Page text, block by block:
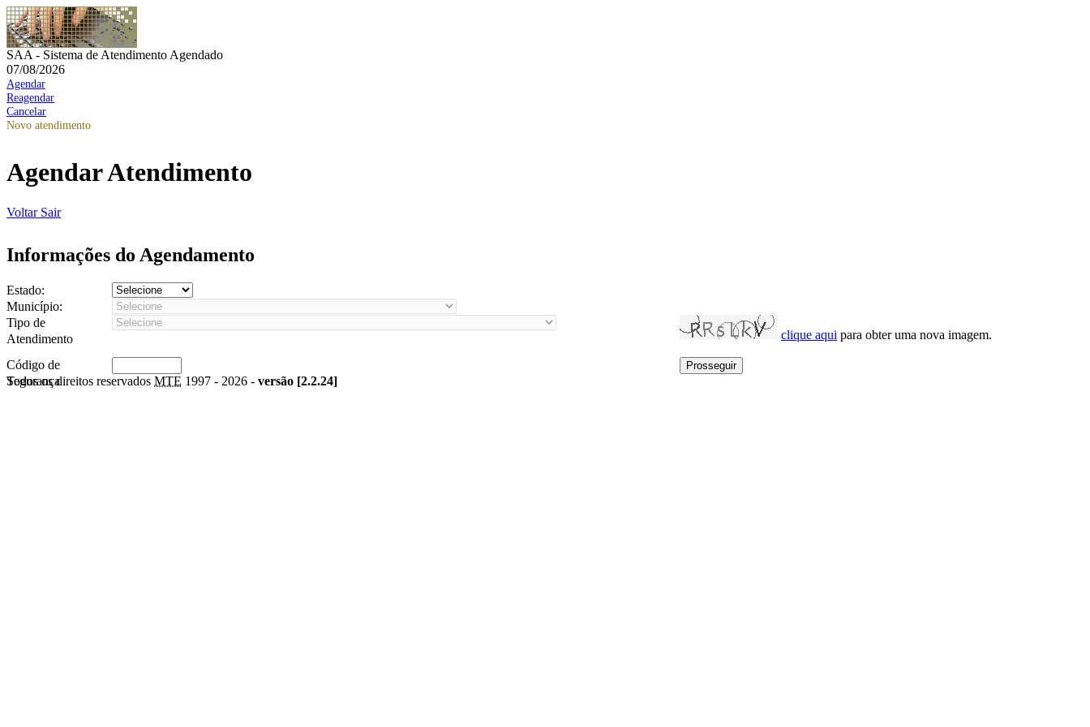
SAA - Sistema de Atendimento Agendado
07/08/2026
Agendar
Reagendar
Cancelar
Novo atendimento
Agendar Atendimento
Voltar Sair
Informações do Agendamento
Estado:
Município:
Tipo de
Atendimento
clique aqui para obter uma nova imagem.
Código de
Segurança
Todos os direitos reservados MTE 1997 - 2026 - versão [2.2.24]